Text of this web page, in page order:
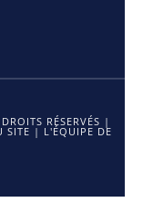
RÉSERVÉS |
SITE | L'ÉQUIPE DE